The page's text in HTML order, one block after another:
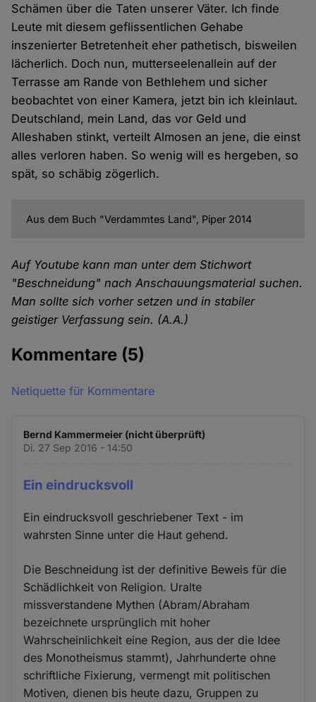
Schämen über die Taten unserer Väter. Ich finde
Leute mit diesem geflissentlichen Gehabe
inszenierter Betretenheit eher pathetisch, bisweilen
lächerlich. Doch nun, mutterseelenallein auf der
Terrasse am Rande von Bethlehem und sicher
beobachtet von einer Kamera, jetzt bin ich kleinlaut.
Deutschland, mein Land, das vor Geld und
Alleshaben stinkt, verteilt Almosen an jene, die einst
alles verloren haben. So wenig will es hergeben, so
spät, so schäbig zögerlich.
Aus dem Buch "Verdammtes Land", Piper 2014
Auf Youtube kann man unter dem Stichwort
"Beschneidung" nach Anschauungsmaterial suchen.
Man sollte sich vorher setzen und in stabiler
geistiger Verfassung sein. (A.A.)
Kommentare (5)
Netiquette für Kommentare
Bernd Kammermeier (nicht überprüft)
Di. 27 Sep 2016 - 14:50
Ein eindrucksvoll
Ein eindrucksvoll geschriebener Text - im
wahrsten Sinne unter die Haut gehend.
Die Beschneidung ist der definitive Beweis für die
Schädlichkeit von Religion. Uralte
missverstandene Mythen (Abram/Abraham
bezeichnete ursprünglich mit hoher
Wahrscheinlichkeit eine Region, aus der die Idee
des Monotheismus stammt), Jahrhunderte ohne
schriftliche Fixierung, vermengt mit politischen
Motiven, dienen bis heute dazu, Gruppen zu